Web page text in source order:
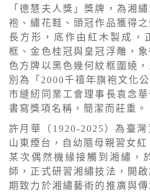
「德慧夫人獎」獎牌，為湘
袍、繡花鞋、頭冠作品獲得
長方形，底作由紅木製成，
框、金色桂冠與皇冠浮雕，
色方牌以黑色幾何紋框圍繞
別為「2000千禧年旗袍文化
市縫紉同業工會理事長袁念
書寫獎項名稱，簡潔而莊重。
許月華（1920-2025）為臺
山東煙台，自幼隨母親習女紅
某次偶然機緣接觸到湘繡，
師，正式研習湘繡技法，開
期致力於湘繡藝術的推廣與